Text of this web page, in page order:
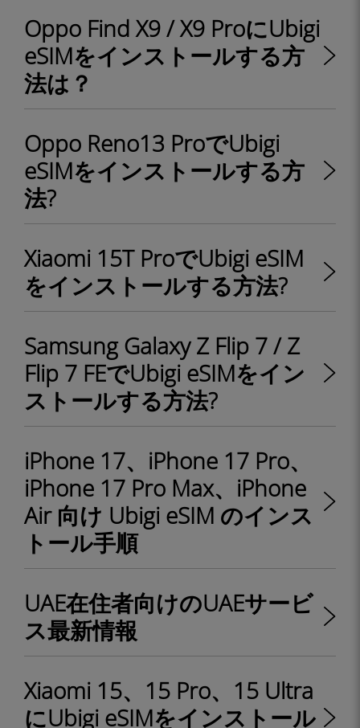
Oppo Find X9 / X9 ProにUbigi
eSIMをインストールする方
法は？
Oppo Reno13 ProでUbigi
eSIMをインストールする方
法?
Xiaomi 15T ProでUbigi eSIM
をインストールする方法?
Samsung Galaxy Z Flip 7 / Z
Flip 7 FEでUbigi eSIMをイン
ストールする方法?
iPhone 17、iPhone 17 Pro、
iPhone 17 Pro Max、iPhone
Air 向け Ubigi eSIM のインス
トール手順
UAE在住者向けのUAEサービ
ス最新情報
Xiaomi 15、15 Pro、15 Ultra
にUbigi eSIMをインストール